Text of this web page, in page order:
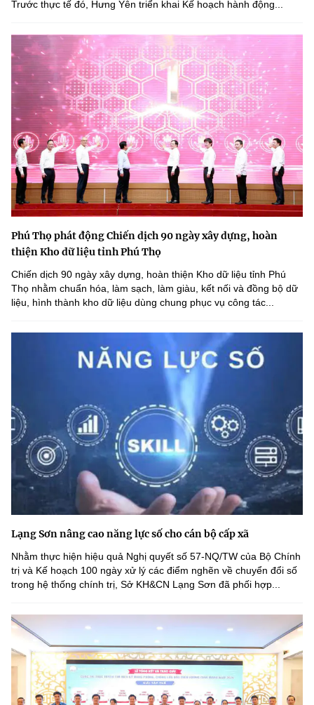
Trước thực tế đó, Hưng Yên triển khai Kế hoạch hành động...
Phú Thọ phát động Chiến dịch 90 ngày xây dựng, hoàn
thiện Kho dữ liệu tỉnh Phú Thọ
Chiến dịch 90 ngày xây dựng, hoàn thiện Kho dữ liệu tỉnh Phú
Thọ nhằm chuẩn hóa, làm sạch, làm giàu, kết nối và đồng bộ dữ
liệu, hình thành kho dữ liệu dùng chung phục vụ công tác...
Lạng Sơn nâng cao năng lực số cho cán bộ cấp xã
Nhằm thực hiện hiệu quả Nghị quyết số 57-NQ/TW của Bộ Chính
trị và Kế hoạch 100 ngày xử lý các điểm nghẽn về chuyển đổi số
trong hệ thống chính trị, Sở KH&CN Lạng Sơn đã phối hợp...